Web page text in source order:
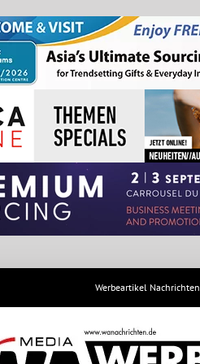
Werbeartikel Nachrichten